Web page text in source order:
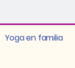
Yoga en familia